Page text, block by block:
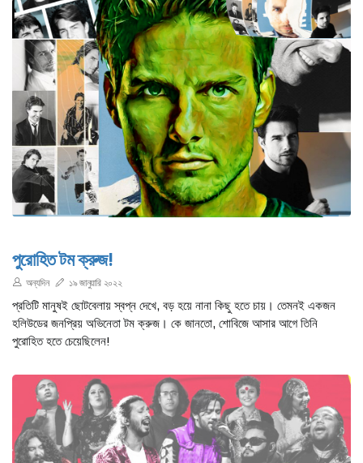
পুরোহিত টম ক্রুজ!
অন্যদিন ১৯ জানুয়ারি ২০২২
প্রতিটি মানুষই ছোটবেলায় স্বপ্ন দেখে, বড় হয়ে নানা কিছু হতে চায়। তেমনই একজন
হলিউডের জনপ্রিয় অভিনেতা টম ক্রুজ। কে জানতো, শোবিজে আসার আগে তিনি
পুরোহিত হতে চেয়েছিলেন!